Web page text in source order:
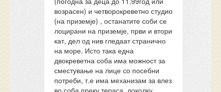
возрасен) и четворокреветно студио
(на приземје) , останатите соби се
лоцирани на приземје, први и втори
кат, дел од нив гледаат странично
на море. Исто така една
двокреветна соба има можност за
сместување на лице со посебни
потреби, т.е има механизам за влез
во соба преку тераса, доколку